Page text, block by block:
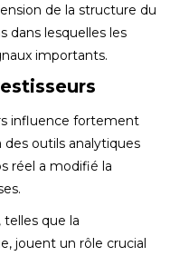
de la structure du
dans lesquelles les
importants.
influence fortement
des outils analytiques
réel a modifié la
que la
jouent un rôle crucial